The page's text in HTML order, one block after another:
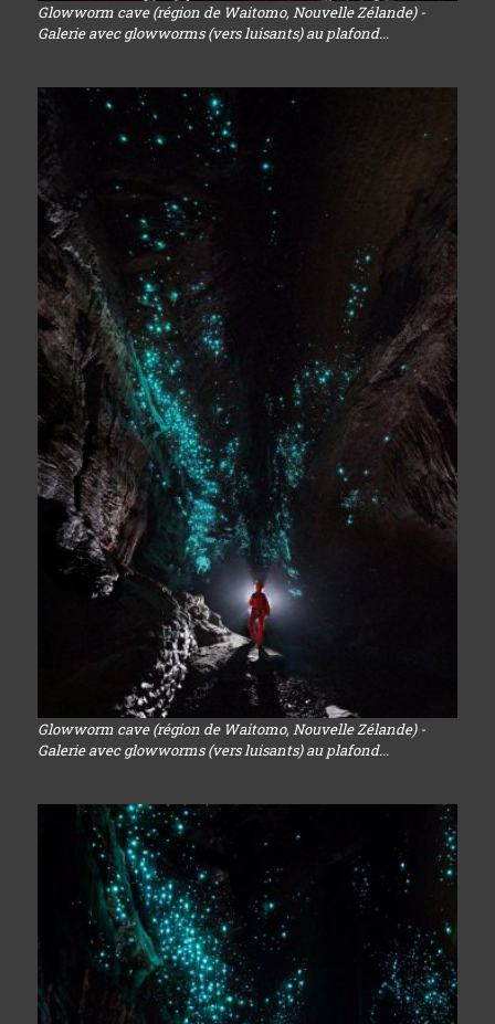
Glowworm cave (région de Waitomo, Nouvelle Zélande) -
Galerie avec glowworms (vers luisants) au plafond...
Glowworm cave (région de Waitomo, Nouvelle Zélande) -
Galerie avec glowworms (vers luisants) au plafond...